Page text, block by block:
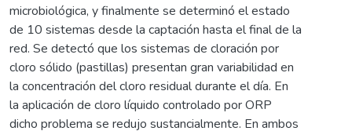
microbiológica, y finalmente se determinó el estado
de 10 sistemas desde la captación hasta el final de la
red. Se detectó que los sistemas de cloración por
cloro sólido (pastillas) presentan gran variabilidad en
la concentración del cloro residual durante el día. En
la aplicación de cloro líquido controlado por ORP
dicho problema se redujo sustancialmente. En ambos